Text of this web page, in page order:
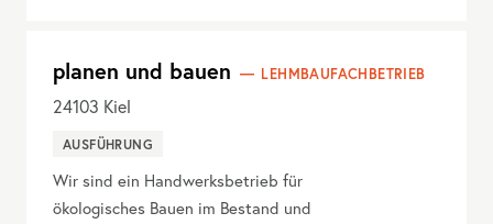
planen und bauen LEHMBAUFACHBETRIEB
24103 Kiel
AUSFÜHRUNG
Wir sind ein Handwerksbetrieb für
ökologisches Bauen im Bestand und